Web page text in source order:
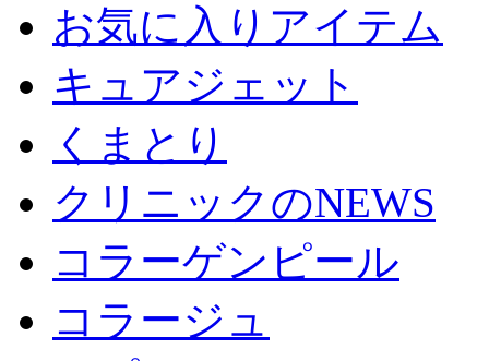
お気に入りアイテム
キュアジェット
くまとり
クリニックのNEWS
コラーゲンピール
コラージュ